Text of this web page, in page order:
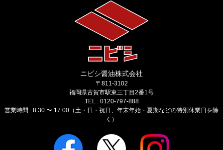
ニビシ醤油株式会社
〒811-3102
福岡県古賀市駅東三丁目2番1号
TEL : 0120-797-888
営業時間 : 8:30 〜 17:00（土・日・祝日、年末年始・夏期などの特別休業日を除
く）